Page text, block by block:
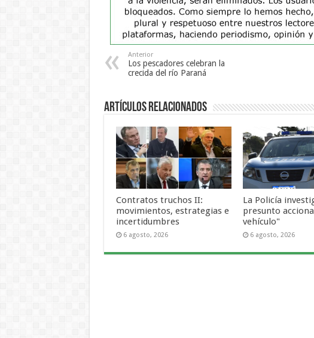
Anterior
Los pescadores celebran la
crecida del río Paraná
Artículos Relacionados
Contratos truchos II:
movimientos, estrategias e
incertidumbres
6 agosto, 2026
La Policía
presunto
vehículo"
6 agosto, 2026